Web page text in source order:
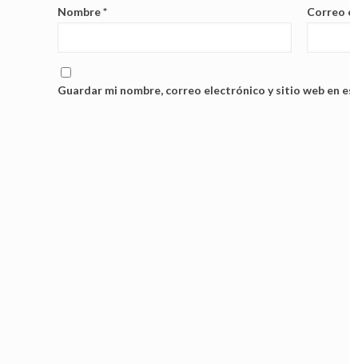
Nombre* Correo
Guardar mi nombre, correo electrónico y sitio web en